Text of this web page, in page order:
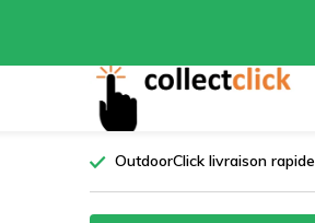
OutdoorClick livraison rapide